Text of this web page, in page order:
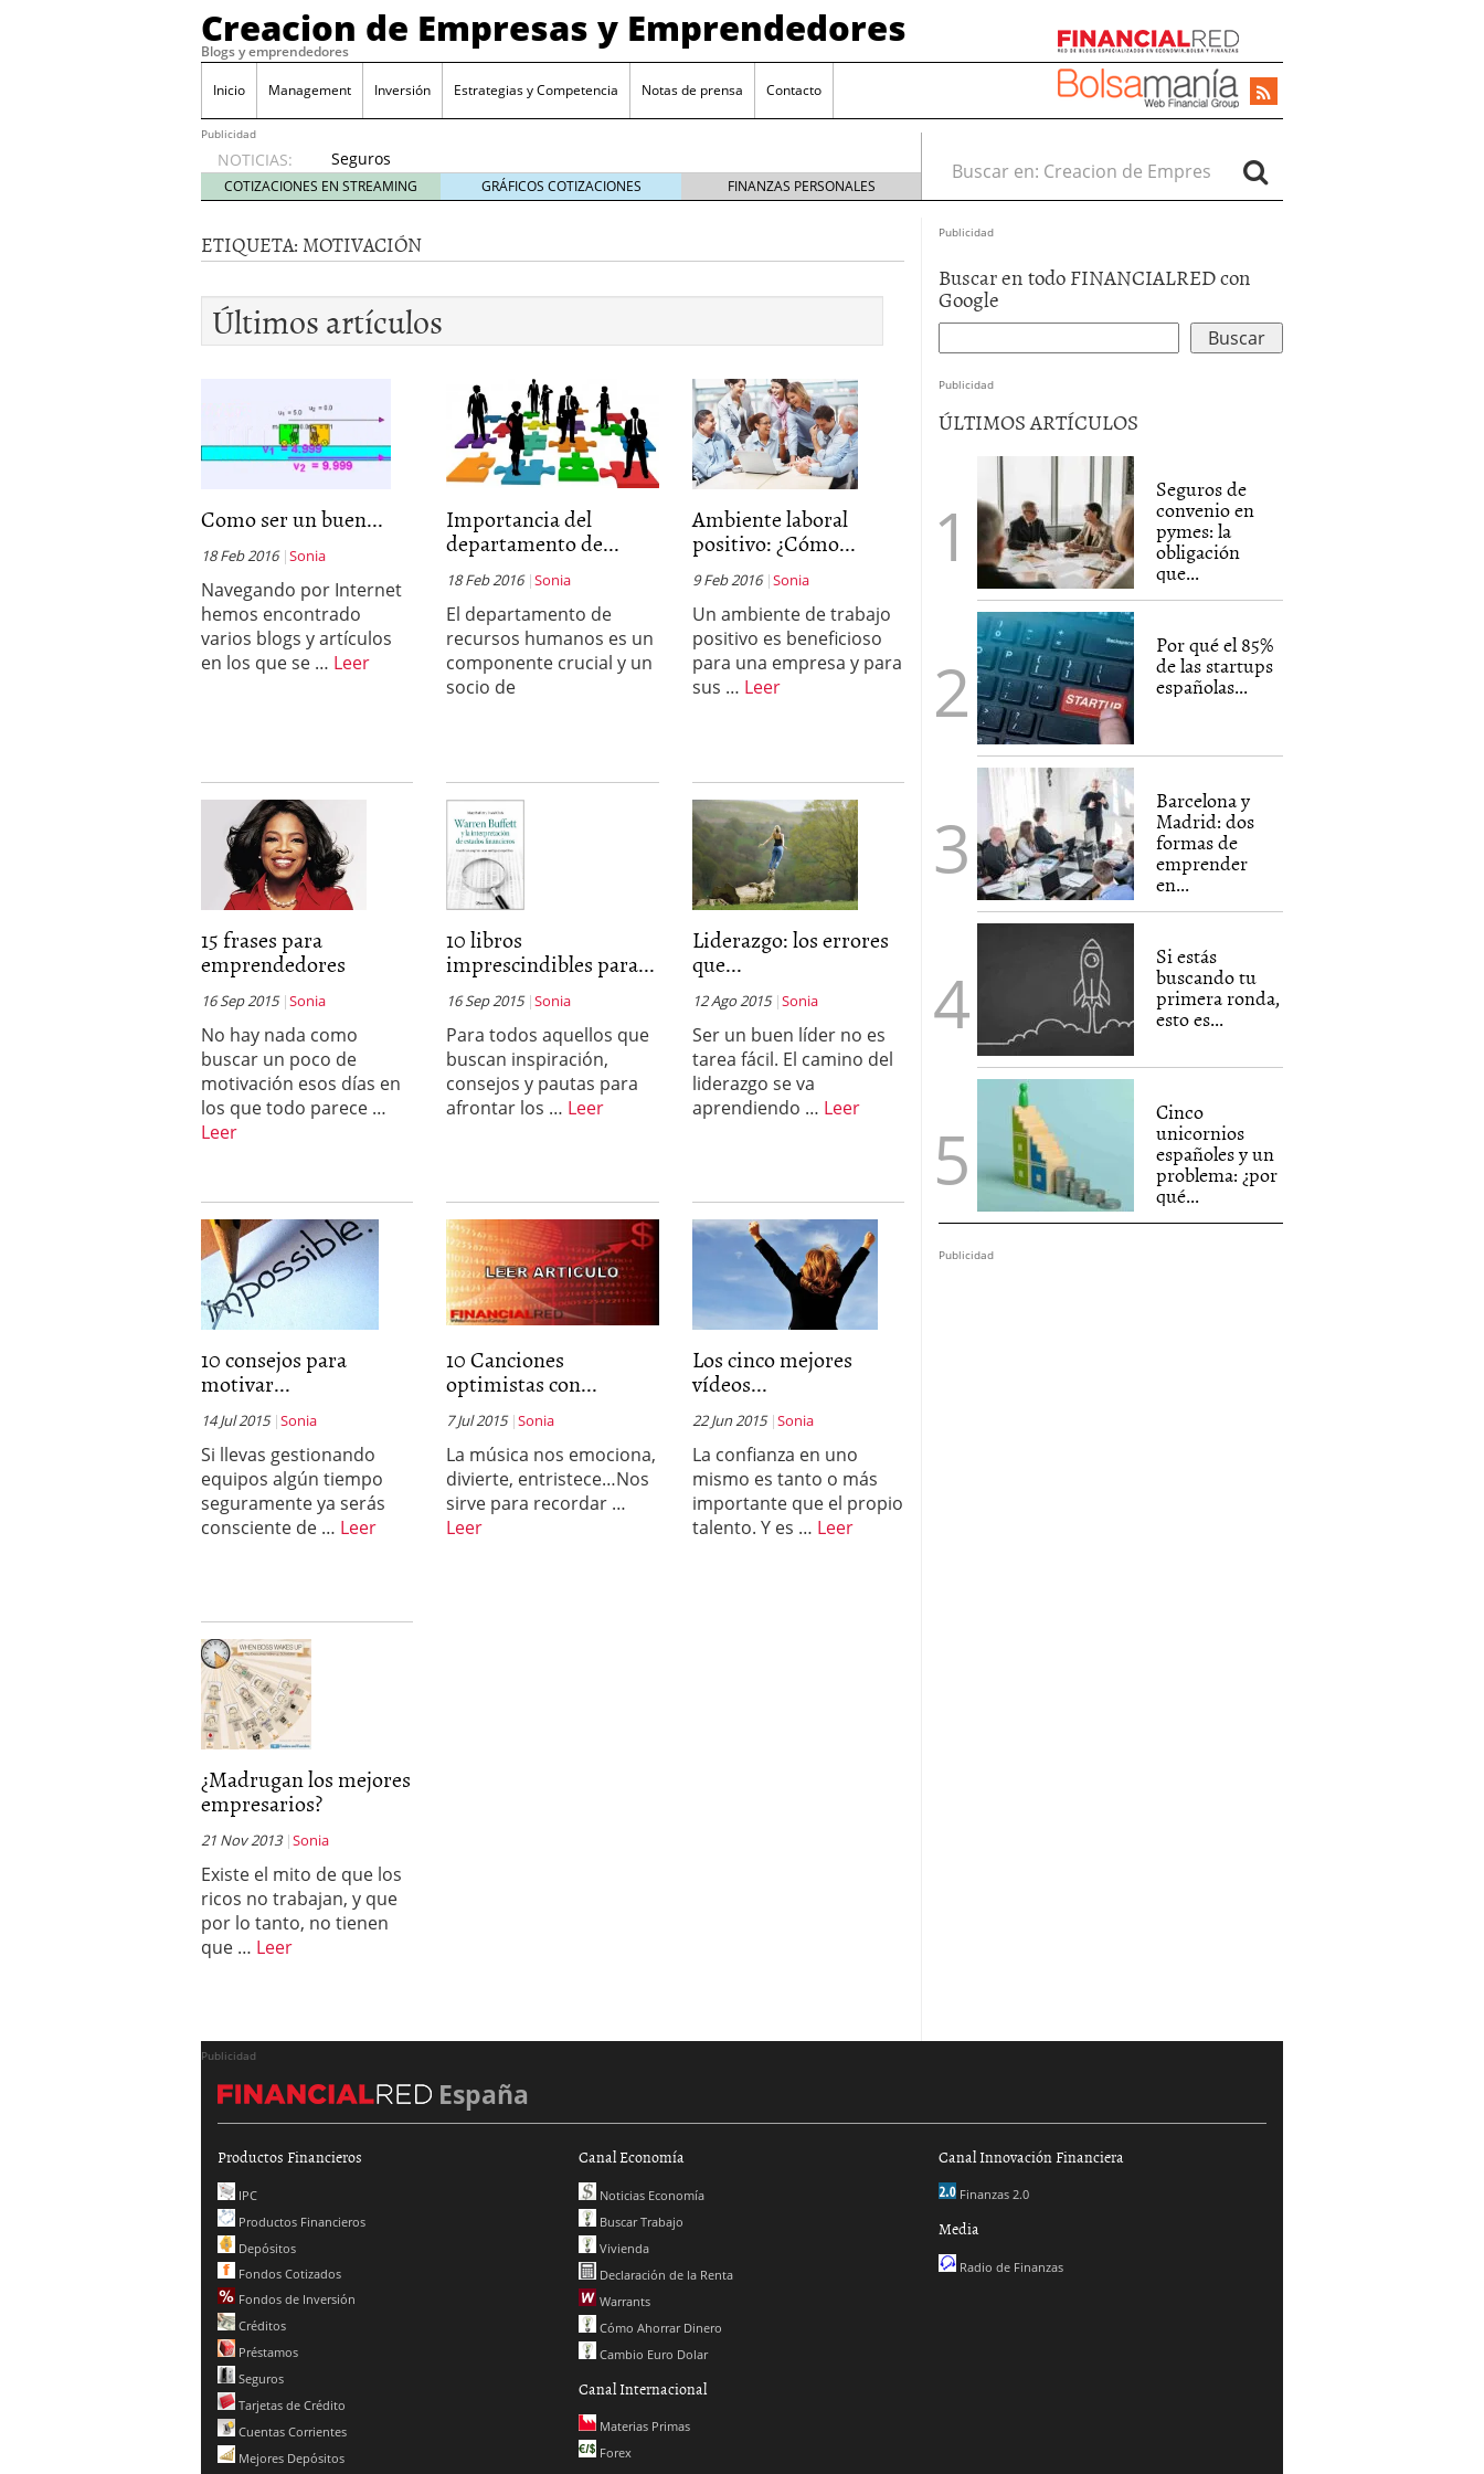
Creacion de Empresas y Emprendedores
Blogs y emprendedores
Inicio Management Inversión Estrategias y Competencia Notas de prensa Contacto
Publicidad
NOTICIAS:
Seguros
de
convenio
pymes:
la
obligación
que
muchas
cuando
ya es
demasiado
tarde
Por qué el 85% de las startups españolas no llega a los tres años (y cómo
evitar ser una de ellas) 2026/02/28
Barcelona y Madrid: dos formas de emprender en el mismo país 2026/02/23
Si estás buscando tu primera ronda, esto es lo que los fondos quieren ver
en 2026 2026/02/16
Cinco unicornios españoles y un problema: ¿por qué no salen más?
2026/02/08
COTIZACIONES EN STREAMING GRÁFICOS COTIZACIONES FINANZAS PERSONALES
Buscar en:
ETIQUETA: MOTIVACIÓN
Últimos artículos
Como ser un buen...
18 Feb 2016 Sonia
Navegando por Internet
hemos encontrado
varios blogs y artículos
en los que se … Leer
Importancia del
departamento de...
18 Feb 2016 Sonia
El departamento de
recursos humanos es un
componente crucial y un
socio de
Ambiente laboral
positivo: ¿Cómo...
9 Feb 2016 Sonia
Un ambiente de trabajo
positivo es beneficioso
para una empresa y para
sus … Leer
15 frases para
emprendedores
16 Sep 2015 Sonia
No hay nada como
buscar un poco de
motivación esos días en
los que todo parece …
Leer
10 libros
imprescindibles para...
16 Sep 2015 Sonia
Para todos aquellos que
buscan inspiración,
consejos y pautas para
afrontar los … Leer
Liderazgo: los errores
que...
12 Ago 2015 Sonia
Ser un buen líder no es
tarea fácil. El camino del
liderazgo se va
aprendiendo … Leer
10 consejos para
motivar...
14 Jul 2015 Sonia
Si llevas gestionando
equipos algún tiempo
seguramente ya serás
consciente de … Leer
10 Canciones
optimistas con...
7 Jul 2015 Sonia
La música nos emociona,
divierte, entristece…Nos
sirve para recordar …
Leer
Los cinco mejores
vídeos...
22 Jun 2015 Sonia
La confianza en uno
mismo es tanto o más
importante que el propio
talento. Y es … Leer
¿Madrugan los mejores
empresarios?
21 Nov 2013 Sonia
Existe el mito de que los
ricos no trabajan, y que
por lo tanto, no tienen
que … Leer
Publicidad
Buscar en todo FINANCIALRED con
Google
Publicidad
ÚLTIMOS ARTÍCULOS
Seguros de
convenio en
pymes: la
obligación
que...
Por qué el 85%
de las startups
españolas...
Barcelona y
Madrid: dos
formas de
emprender
en...
Si estás
buscando tu
primera ronda,
esto es...
Cinco
unicornios
españoles y un
problema: ¿por
qué...
Publicidad
Publicidad
España
Productos Financieros
IPC
Productos Financieros
Depósitos
Fondos Cotizados
Fondos de Inversión
Créditos
Préstamos
Seguros
Tarjetas de Crédito
Cuentas Corrientes
Mejores Depósitos
Canal Economía
Noticias Economía
Buscar Trabajo
Vivienda
Declaración de la Renta
Warrants
Cómo Ahorrar Dinero
Cambio Euro Dolar
Canal Internacional
Materias Primas
Forex
Canal Innovación Financiera
Finanzas 2.0
Media
Radio de Finanzas